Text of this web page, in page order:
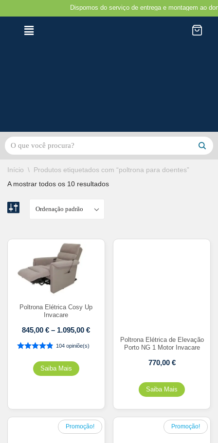
Avançar
Dispomos do serviço de entrega e montagem ao
Início \ Produtos etiquetados com “poltrona para doentes”
A mostrar todos os 10 resultados
Poltrona Elétrica Cosy Up
Invacare
845,00€ – 1.095,00€
104 opiniõe(s)
Poltrona Elétrica de Elevação
Porto NG 1 Motor Invacare
770,00 €
Promoção! Promoção!